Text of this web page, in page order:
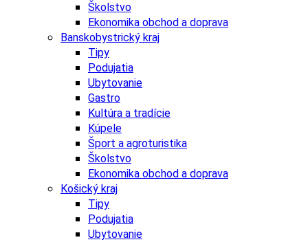
Školstvo
Ekonomika obchod a doprava
Banskobystrický kraj
Tipy
Podujatia
Ubytovanie
Gastro
Kultúra a tradície
Kúpele
Šport a agroturistika
Školstvo
Ekonomika obchod a doprava
Košický kraj
Tipy
Podujatia
Ubytovanie